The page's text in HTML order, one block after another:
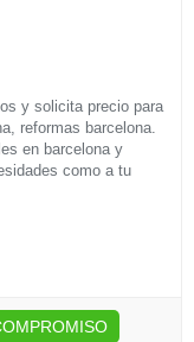
y solicita precio para
reformas barcelona.
en barcelona y
como a tu